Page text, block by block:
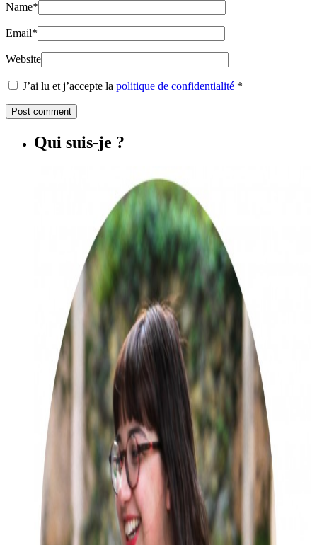
Name*
Email*
Website
J’ai lu et j’accepte la politique de confidentialité *
Qui suis-je ?